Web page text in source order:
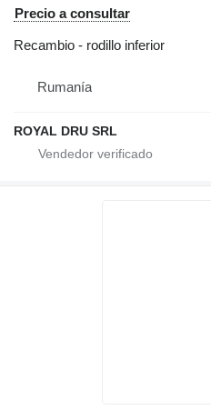
Precio a consultar
Recambio - rodillo inferior
Rumanía
ROYAL DRU SRL